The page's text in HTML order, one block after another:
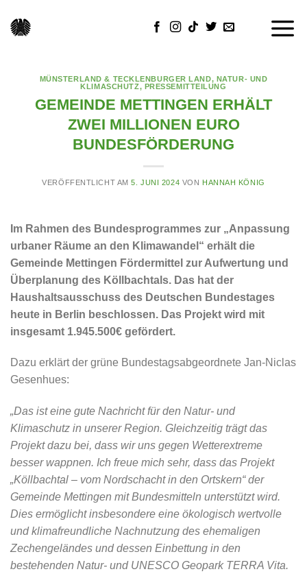
MÜNSTERLAND & TECKLENBURGER LAND, NATUR- UND
KLIMASCHUTZ, PRESSEMITTEILUNG
GEMEINDE METTINGEN ERHÄLT
ZWEI MILLIONEN EURO
BUNDESFÖRDERUNG
VERÖFFENTLICHT AM5. JUNI 2024 VON HANNAH KÖNIG
Im Rahmen des Bundesprogrammes zur „Anpassung
urbaner Räume an den Klimawandel“ erhält die
Gemeinde Mettingen Fördermittel zur Aufwertung und
Überplanung des Köllbachtals. Das hat der
Haushaltsausschuss des Deutschen Bundestages
heute in Berlin beschlossen. Das Projekt wird mit
insgesamt 1.945.500€ gefördert.
Dazu erklärt der grüne Bundestagsabgeordnete Jan-Niclas
Gesenhues:
„Das ist eine gute Nachricht für den Natur- und
Klimaschutz in unserer Region. Gleichzeitig trägt das
Projekt dazu bei, dass wir uns gegen Wetterextreme
besser wappnen. Ich freue mich sehr, dass das Projekt
„Köllbachtal – vom Nordschacht in den Ortskern“ der
Gemeinde Mettingen mit Bundesmitteln unterstützt wird.
Dies ermöglicht insbesondere eine ökologisch wertvolle
und klimafreundliche Nachnutzung des ehemaligen
Zechengeländes und dessen Einbettung in den
bestehenden Natur- und UNESCO Geopark TERRA Vita.